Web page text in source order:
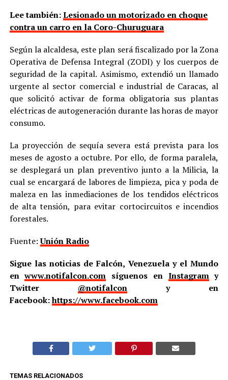
Lee también:Lesionado un motorizado en choque
contra un carro en la Coro-Churuguara
Según la alcaldesa, este plan será fiscalizado por la Zona
Operativa de Defensa Integral (ZODI) y los cuerpos de
seguridad de la capital. Asimismo, extendió un llamado
urgente al sector comercial e industrial de Caracas, al
que solicitó activar de forma obligatoria sus plantas
eléctricas de autogeneración durante las horas de mayor
consumo.
La proyección de sequía severa está prevista para los
meses de agosto a octubre. Por ello, de forma paralela,
se desplegará un plan preventivo junto a la Milicia, la
cual se encargará de labores de limpieza, pica y poda de
maleza en las inmediaciones de los tendidos eléctricos
de alta tensión, para evitar cortocircuitos e incendios
forestales.
Fuente:Unión Radio
Sigue las noticias de Falcón, Venezuela y el Mundo
enwww.notifalcon.com síguenos en Instagramy
Twitter @notifalcony en
Facebook:https://www.facebook.com
TEMAS RELACIONADOS